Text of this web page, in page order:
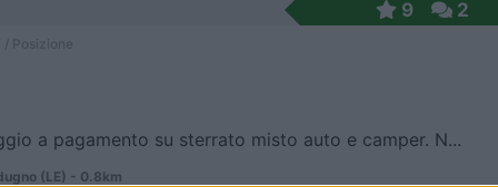
9 2
a pagamento su sterrato misto auto e camper. N...
(LE) - 0.8km